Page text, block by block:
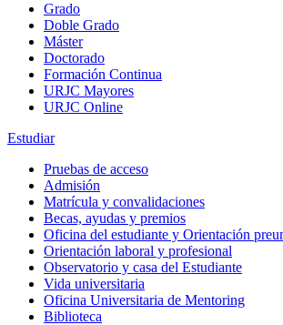
Grado
Doble Grado
Máster
Doctorado
Formación Continua
URJC Mayores
URJC Online
Estudiar
Pruebas de acceso
Admisión
Matrícula y convalidaciones
Becas, ayudas y premios
Oficina del estudiante y Orientación
Orientación laboral y profesional
Observatorio y casa del Estudiante
Vida universitaria
Oficina Universitaria de Mentoring
Biblioteca